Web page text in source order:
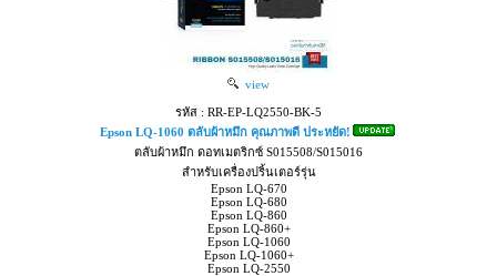
view
รหัส : RR-EP-LQ2550-BK-5
Epson LQ-1060 ตลับผ้าหมึก คุณภาพดี ประหยัด!
ตลับผ้าหมึก ดอทเมตริกซ์ S015508/S015016
สำหรับเครื่องปริ้นเตอร์รุ่น
Epson LQ-670
Epson LQ-680
Epson LQ-860
Epson LQ-860+
Epson LQ-1060
Epson LQ-1060+
Epson LQ-2550